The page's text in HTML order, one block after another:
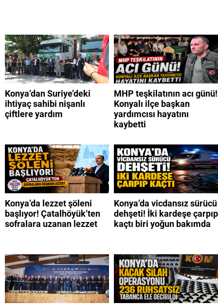
Konya’dan Suriye’deki
ihtiyaç sahibi nişanlı
çiftlere yardım
MHP teşkilatının acı günü!
Konyalı ilçe başkan
yardımcısı hayatını
kaybetti
Konya’da lezzet şöleni
başlıyor! Çatalhöyük’ten
sofralara uzanan lezzet
Konya’da vicdansız sürücü
dehşeti! İki kardeşe çarpıp
kaçtı biri yoğun bakımda